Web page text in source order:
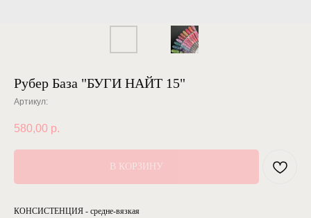
Рубер База "БУГИ НАЙТ 15"
Артикул:
580,00 р.
В КОРЗИНУ
КОНСИСТЕНЦИЯ - средне-вязкая